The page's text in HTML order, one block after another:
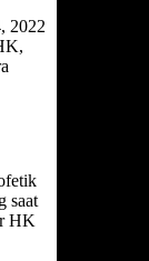
2022
saat
HK